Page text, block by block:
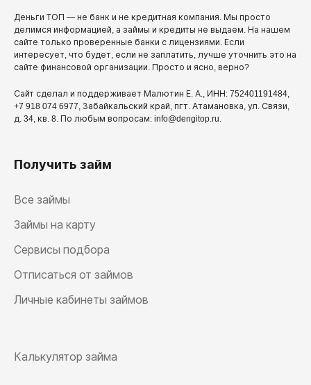
Деньги ТОП — не банк и не кредитная компания. Мы просто
делимся информацией, а займы и кредиты не выдаем. На нашем
сайте только проверенные банки с лицензиями. Если
интересует, что будет, если не заплатить, лучше уточнить это на
сайте финансовой организации. Просто и ясно, верно?
Сайт сделал и поддерживает Малютин Е. А., ИНН: 752401191484,
+7 918 074 6977, Забайкальский край, пгт. Атамановка, ул. Связи,
д. 34, кв. 8. По любым вопросам: info@dengitop.ru.
Получить займ
Все займы
Займы на карту
Сервисы подбора
Отписаться от займов
Личные кабинеты займов
Калькулятор займа